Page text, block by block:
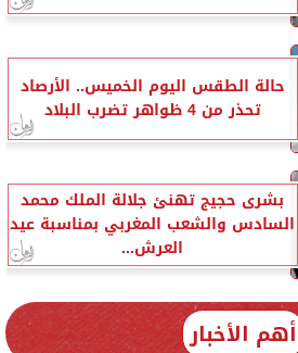
حالة الطقس اليوم الخميس.. الأرصاد
تحذر من 4 ظواهر تضرب البلاد
بشرى حجيج تهنئ جلالة الملك محمد
السادس والشعب المغربي بمناسبة عيد
العرش...
أهم الأخبار